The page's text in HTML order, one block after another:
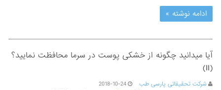
ادامه نوشته »
آیا میدانید چگونه از خشکی پوست در سرما محافظت نمایید؟
(II)
شرکت تحقیقاتی پارسی طب
2018-10-24